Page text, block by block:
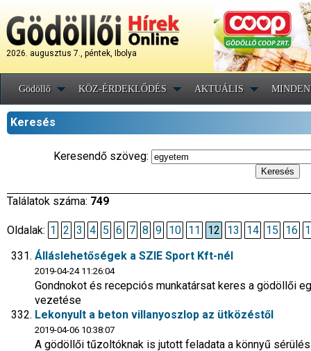
2026. augusztus 7., péntek, Ibolya
Gödöllő KÖZ-ÉRDEKLŐDÉS AKTUÁLIS
Keresés
Keresendő szöveg:
Találatok száma: 749
Oldalak: 1 2 3 4 5 6 7 8 9 10 11 12 13 14 15 16
Álláslehetőségek a SZIE Sport Kft-nél
2019-04-24 11:26:04
Gondnokot és recepciós munkatársat keres a gödöllői
vezetése
Lekonyult a beton villanyoszlop az ütközéstől
2019-04-06 10:38:07
A gödöllői tűzoltóknak is jutott feladata a könnyű